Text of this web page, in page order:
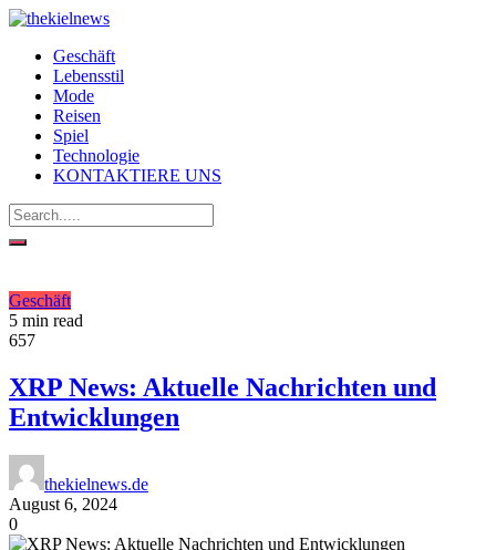
Geschäft
Lebensstil
Mode
Reisen
Spiel
Technologie
KONTAKTIERE UNS
Geschäft
5 min read
657
XRP News: Aktuelle Nachrichten und
Entwicklungen
thekielnews.de
August 6, 2024
0